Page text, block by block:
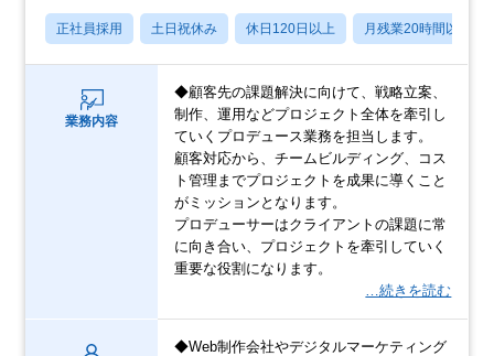
正社員採用 土日祝休み 休日120日以上 月残業20時間以内
業務内容
◆顧客先の課題解決に向けて、戦略立案、
制作、運用などプロジェクト全体を牽引し
ていくプロデュース業務を担当します。
顧客対応から、チームビルディング、コス
ト管理までプロジェクトを成果に導くこと
がミッションとなります。
プロデューサーはクライアントの課題に常
に向き合い、プロジェクトを牽引していく
重要な役割になります。
…続きを読む
◆Web制作会社やデジタルマーケティング